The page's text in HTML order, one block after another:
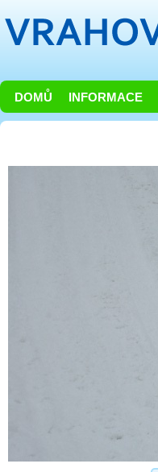
DOMŮ INFORMACE